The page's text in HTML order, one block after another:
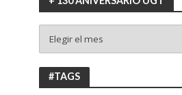
130
ANIVERSARIO
UGT
#TAGS